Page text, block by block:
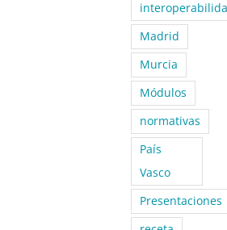
Madrid
Murcia
Módulos
normativas
País
Vasco
Presentaciones